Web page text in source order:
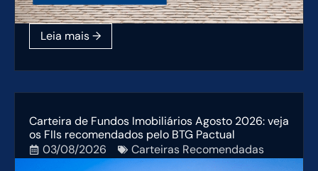
Carteira de Fundos Imobiliários Agosto 2026: veja
os FIIs recomendados pelo BTG Pactual
03/08/2026
Carteiras Recomendadas